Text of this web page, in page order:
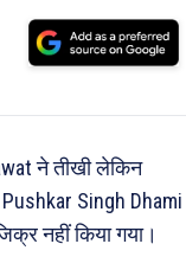
ने तीखी लेकिन
Pushkar Singh Dhami
नहीं किया गया।